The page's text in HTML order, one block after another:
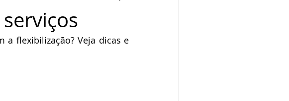
a flexibilização? Veja dicas e